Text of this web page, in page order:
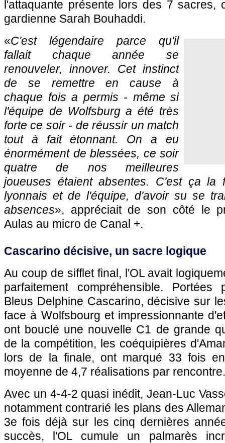
l'attaquante présente lors des 7 sacres,
gardienne Sarah Bouhaddi.
«C'est légendaire parce qu'il
fallait chaque année se
renouveler, innover. Cet instinct
de se remettre en cause à
chaque fois a permis - même si
l'équipe de Wolfsburg a été très
forte ce soir - de réussir un match
tout à fait étonnant. On a eu
énormément de blessées, ce soir
quatre de nos meilleures
joueuses étaient absentes. C'est ça la
lyonnais et de l'équipe, d'avoir su se
absences», appréciait de son côté le
Aulas au micro de Canal +.
Cascarino décisive, un sacre logique
Au coup de sifflet final, l'OL avait
parfaitement compréhensible. Portées
Bleus Delphine Cascarino, décisive sur
face à Wolfsbourg et impressionnante
ont bouclé une nouvelle C1 de grande
de la compétition, les coéquipières
lors de la finale, ont marqué 33 fois
moyenne de 4,7 réalisations par rencontre.
Avec un 4-4-2 quasi inédit, Jean-Luc
notamment contrarié les plans des
3e fois déjà sur les cinq dernières
succès, l'OL cumule un palmarès